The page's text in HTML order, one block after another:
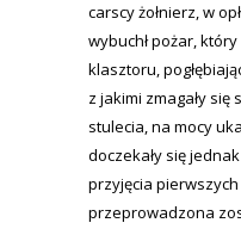
carscy żołnierz, w
wybuchł pożar, który
klasztoru,
z jakimi zmagały się
stulecia, na mocy
doczekały się
przyjęcia
przeprowadzona